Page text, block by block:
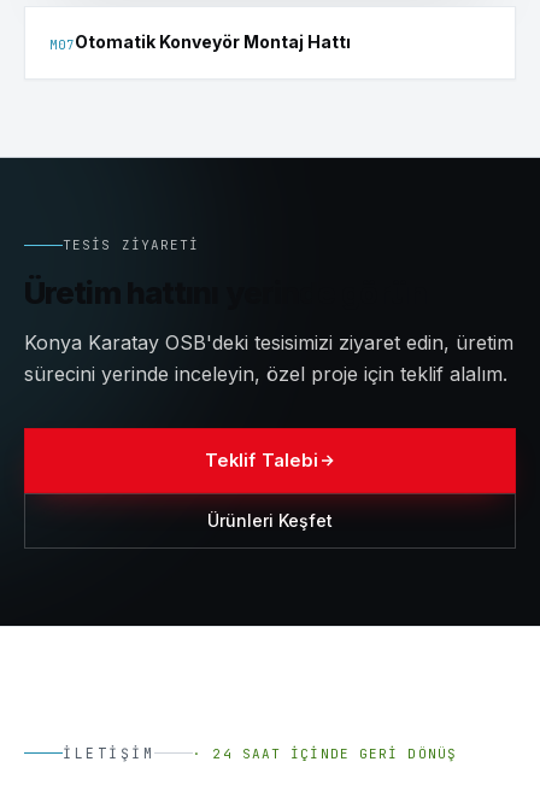
M07Otomatik Konveyör Montaj Hattı
TESIS ZIYARETI
Üretim hattını yerinde görün
Konya Karatay OSB'deki tesisimizi ziyaret edin, üretim
sürecini yerinde inceleyin, özel proje için teklif alalım.
Teklif Talebi
Ürünleri Keşfet
İLETIŞIM · 24 SAAT İÇINDE GERI DÖNÜŞ